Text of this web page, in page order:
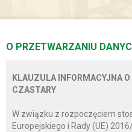
O PRZETWARZANIU
KLAUZULA INFORMACYJNA
CZASTARY
W związku z rozpoczęciem
Europejskiego i Rady (UE)